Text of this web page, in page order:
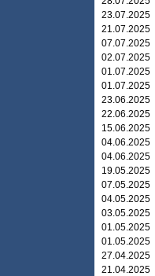
23.07.2025
21.07.2025
07.07.2025
02.07.2025
01.07.2025
01.07.2025
23.06.2025
22.06.2025
15.06.2025
04.06.2025
04.06.2025
19.05.2025
07.05.2025
04.05.2025
03.05.2025
01.05.2025
01.05.2025
27.04.2025
21.04.2025